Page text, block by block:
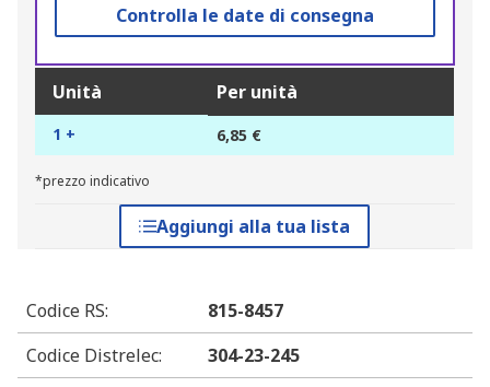
Controlla le date di consegna
Unità Per unità
1 + 6,85 €
*prezzo indicativo
Aggiungi alla tua lista
Codice RS:
815-8457
Codice Distrelec:
304-23-245